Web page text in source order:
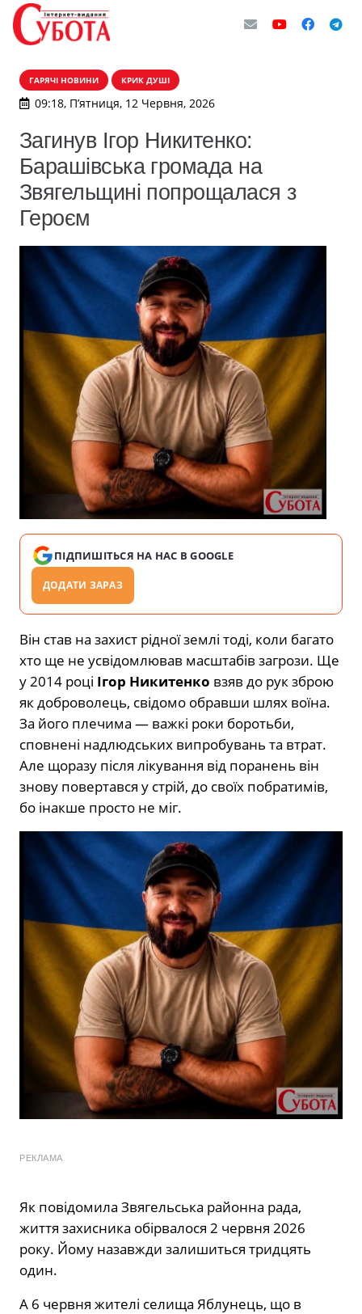
ГАРЯЧІ НОВИНИ КРИК ДУШІ
09:18, П’ятниця, 12 Червня, 2026
Загинув Ігор Никитенко:
Барашівська громада на
Звягельщині попрощалася з
Героєм
ПІДПИШІТЬСЯ НА НАС В GOOGLE
ДОДАТИ ЗАРАЗ
Він став на захист рідної землі тоді, коли багато
хто ще не усвідомлював масштабів загрози. Ще
у 2014 році Ігор Никитенко взяв до рук зброю
як доброволець, свідомо обравши шлях воїна.
За його плечима — важкі роки боротьби,
сповнені надлюдських випробувань та втрат.
Але щоразу після лікування від поранень він
знову повертався у стрій, до своїх побратимів,
бо інакше просто не міг.
РЕКЛАМА
Як повідомила Звягельська районна рада,
життя захисника обірвалося 2 червня 2026
року. Йому назавжди залишиться тридцять
один.
А 6 червня жителі селища Яблунець, що в